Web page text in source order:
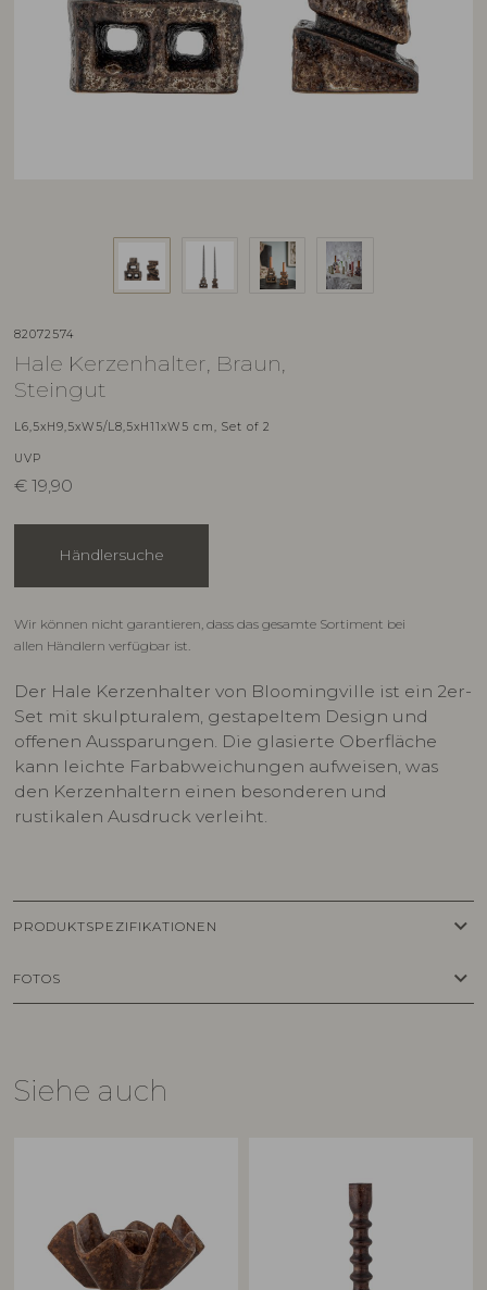
82072574
Hale Kerzenhalter, Braun,
Steingut
L6,5xH9,5xW5/L8,5xH11xW5 cm, Set of 2
UVP
€ 19,90
Händlersuche
Wir können nicht garantieren, dass das gesamte Sortiment bei
allen Händlern verfügbar ist.
Der Hale Kerzenhalter von Bloomingville ist ein 2er-
Set mit skulpturalem, gestapeltem Design und
offenen Aussparungen. Die glasierte Oberfläche
kann leichte Farbabweichungen aufweisen, was
den Kerzenhaltern einen besonderen und
rustikalen Ausdruck verleiht.
PRODUKTSPEZIFIKATIONEN keyboard_arrow_down
FOTOS keyboard_arrow_down
Siehe auch